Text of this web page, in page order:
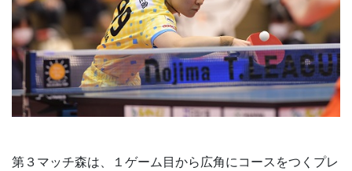
第３マッチ森は、１ゲーム目から広角にコースをつくプレ